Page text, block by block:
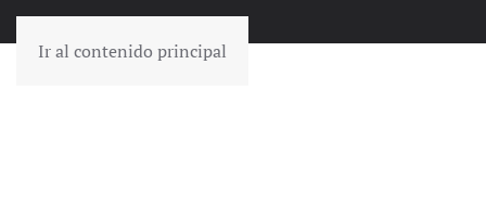
Ir al contenido principal